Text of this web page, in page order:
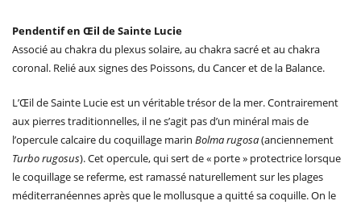
Pendentif en Œil de Sainte Lucie
Associé au chakra du plexus solaire, au chakra sacré et au chakra
coronal. Relié aux signes des Poissons, du Cancer et de la Balance.
L’Œil de Sainte Lucie est un véritable trésor de la mer. Contrairement
aux pierres traditionnelles, il ne s’agit pas d’un minéral mais de
l’opercule calcaire du coquillage marin Bolma rugosa(anciennement
Turbo rugosus). Cet opercule, qui sert de « porte » protectrice lorsque
le coquillage se referme, est ramassé naturellement sur les plages
méditerranéennes après que le mollusque a quitté sa coquille. On le